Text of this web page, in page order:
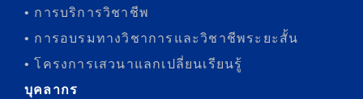
• การบริการวิชาชีพ
• การอบรมทางวิชาการและวิชาชีพระยะสั้น
• โครงการเสวนาแลกเปลี่ยนเรียนรู้
บุคลากร